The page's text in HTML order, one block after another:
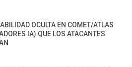
OCULTA EN COMET/ATLAS
IA) QUE LOS ATACANTES